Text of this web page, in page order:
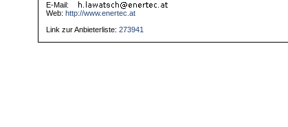
E-Mail:
Web: http://www.enertec.at
Link zur Anbieterliste:273941